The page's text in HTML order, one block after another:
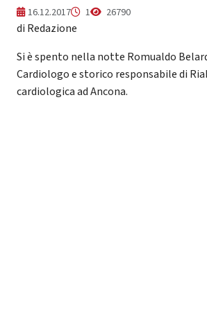
16.12.2017 1 26790
di Redazione
Si è spento nella notte Romualdo
Cardiologo e storico responsabile di
cardiologica ad Ancona.